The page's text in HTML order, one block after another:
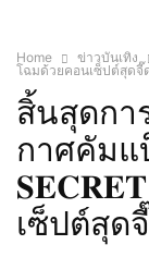
Home ข่าวบันเทิง
โฉมด้วยคอนเซ็ปต์สุดจี๊
สิ้นสุดกา
กาศคัมแ
เซ็ปต์สุด